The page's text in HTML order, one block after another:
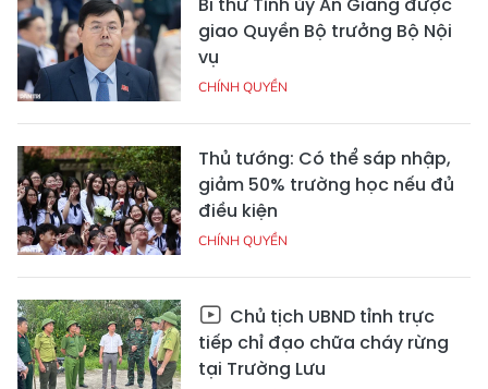
Bí thư Tỉnh ủy An Giang được
giao Quyền Bộ trưởng Bộ Nội
vụ
CHÍNH QUYỀN
Thủ tướng: Có thể sáp nhập,
giảm 50% trường học nếu đủ
điều kiện
CHÍNH QUYỀN
Chủ tịch UBND tỉnh trực
tiếp chỉ đạo chữa cháy rừng
tại Trường Lưu